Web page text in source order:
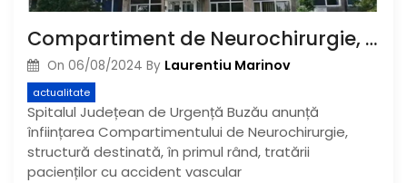
Compartiment de Neurochirurgie, înființat la Spitalul Județean Buzău. Consultațiile sunt asigurate de doi medici tineri
On 06/08/2024 By Laurentiu Marinov
actualitate
Spitalul Județean de Urgență Buzău anunță
înființarea Compartimentului de Neurochirurgie,
structură destinată, în primul rând, tratării
pacienților cu accident vascular